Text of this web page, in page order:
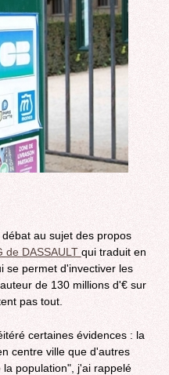
au sujet des propos
de DASSAULT qui traduit en
se permet d'invectiver les
de 130 millions d'€ sur
pas tout.
certaines évidences : la
centre ville que d'autres
population", j'ai rappelé